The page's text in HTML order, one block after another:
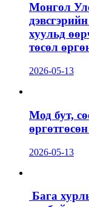
Монгол
хуульд
төсөл
2026-05-13
Мод бут,
2026-05-13
Бага